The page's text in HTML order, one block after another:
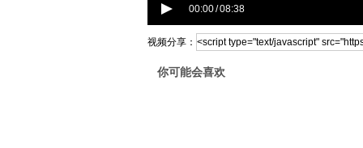
00:00/08:38
视频分享：
你可能会喜欢